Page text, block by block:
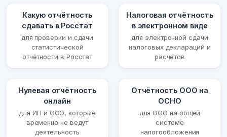
Какую отчётность
сдавать в Росстат
для проверки и сдачи
статистической
отчётности в Росстат
Налоговая отчётность
в электронном виде
для электронной сдачи
налоговых деклараций и
расчётов
Нулевая отчётность
онлайн
для ИП и ООО, которые
временно не ведут
деятельность
Отчётность ООО на
ОСНО
для ООО на общей
системе
налогообложения